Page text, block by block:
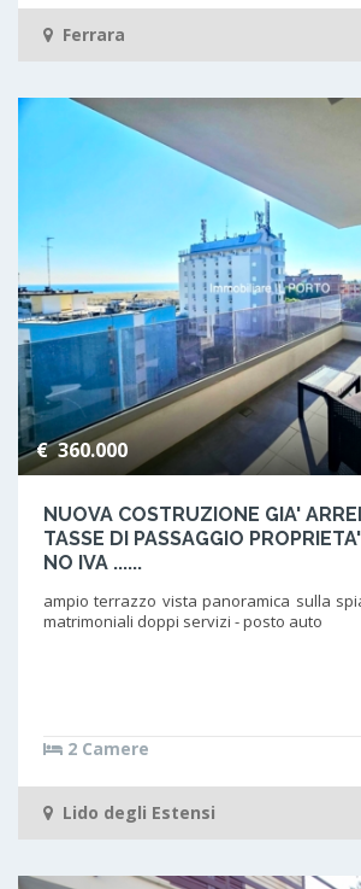
Ferrara
€ 360.000
NUOVA COSTRUZIONE GIA'
TASSE DI PASSAGGIO
NO IVA ......
ampio terrazzo vista panoramica sulla
matrimoniali doppi servizi - posto auto
2 Camere
Lido degli Estensi